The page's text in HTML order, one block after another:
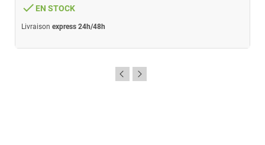
done EN STOCK
Livraison express 24h/48h